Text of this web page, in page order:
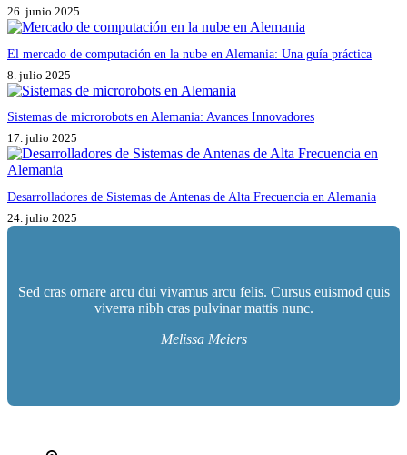
26. junio 2025
El mercado de computación en la nube en Alemania: Una guía práctica
8. julio 2025
Sistemas de microrobots en Alemania: Avances Innovadores
17. julio 2025
Desarrolladores de Sistemas de Antenas de Alta Frecuencia en Alemania
24. julio 2025
Sed cras ornare arcu dui vivamus arcu felis. Cursus euismod quis
viverra nibh cras pulvinar mattis nunc.
Melissa Meiers